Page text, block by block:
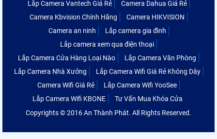
Lắp Camera Vantech Giá Rẻ
Camera Dahua Giá Rẻ
Camera Kbvision Chính Hãng
Camera HIKVISION
Camera an ninh
Lắp camera gia đình
Lắp camera xem qua điện thoại
Lắp Camera Cửa Hàng Loại Nào
Lắp Camera Văn Phòng
Lắp Camera Nhà Xưởng
Lắp Camera Wifi Giá Rẻ Không Dây
Camera Wifi Giá Rẻ
Lắp Camera Wifi YooSee
Lắp Camera Wifi KBONE
Tư Vấn Mua Khóa Cửa
Copyrights © 2016 An Thành Phát. All Rights Reserved.